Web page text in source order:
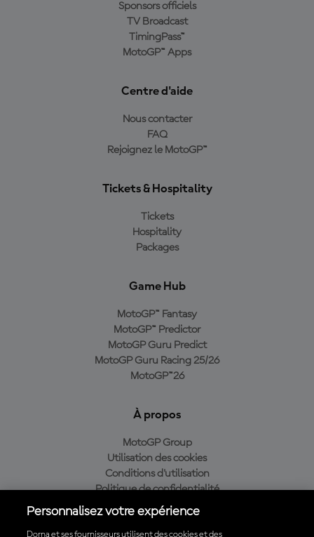
Sponsors officiels
TV Broadcast
TimingPass™
MotoGP™ Apps
Centre d'aide
Nous contacter
FAQ
Rejoignez le MotoGP™
Tickets & Hospitality
Tickets
Hospitality
Packages
Game Hub
MotoGP™ Fantasy
MotoGP™ Predictor
MotoGP Guru Predict
MotoGP Guru Racing 25/26
MotoGP™26
À propos
MotoGP Group
Utilisation des cookies
Conditions d'utilisation
Politique de confidentialité
Politique d’achat
Personnalisez votre expérience
Dorna et ses fournisseurs utilisent des cookies et des